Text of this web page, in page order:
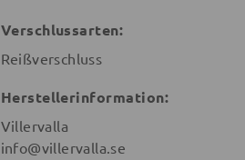
Verschlussarten:
Reißverschluss
Herstellerinformation:
Villervalla
info@villervalla.se